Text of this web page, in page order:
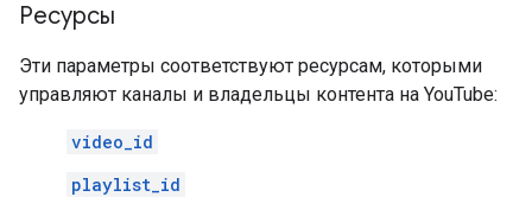
Ресурсы
Эти параметры соответствуют ресурсам, которыми
управляют каналы и владельцы контента на YouTube:
video_id
playlist_id